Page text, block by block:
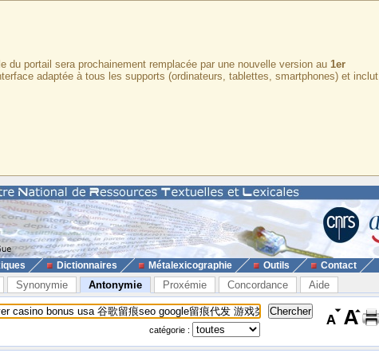
portail sera prochainement remplacée par une nouvelle version au 1er
adaptée à tous les supports (ordinateurs, tablettes, smartphones) et inclut
Dictionnaires Métalexicographie Outils Contact
Synonymie Antonymie Proxémie Concordance Aide
catégorie :